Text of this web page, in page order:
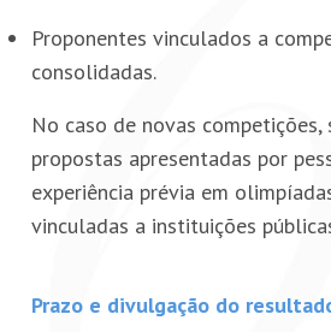
Proponentes vinculados a
consolidadas.
No caso de novas competições,
propostas apresentadas por
experiência prévia em
vinculadas a instituições
Prazo e divulgação do